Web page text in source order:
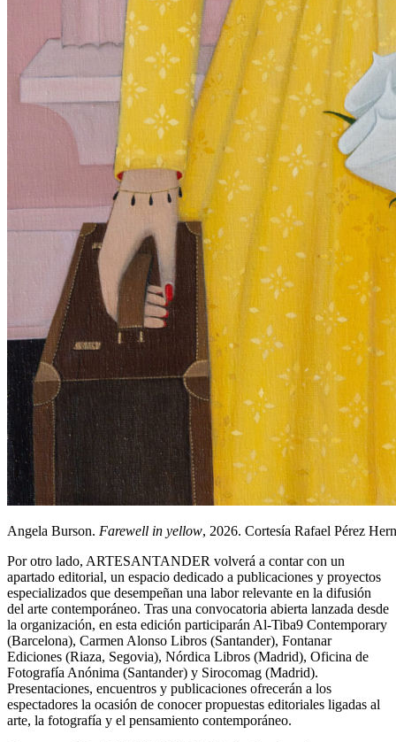
Angela Burson. Farewell in yellow, 2026. Cortesía Rafael Pérez
Por otro lado, ARTESANTANDER volverá a contar con un
apartado editorial, un espacio dedicado a publicaciones y proyectos
especializados que desempeñan una labor relevante en la difusión
del arte contemporáneo. Tras una convocatoria abierta lanzada desde
la organización, en esta edición participarán Al-Tiba9 Contemporary
(Barcelona), Carmen Alonso Libros (Santander), Fontanar
Ediciones (Riaza, Segovia), Nórdica Libros (Madrid), Oficina de
Fotografía Anónima (Santander) y Sirocomag (Madrid).
Presentaciones, encuentros y publicaciones ofrecerán a los
espectadores la ocasión de conocer propuestas editoriales ligadas al
arte, la fotografía y el pensamiento contemporáneo.